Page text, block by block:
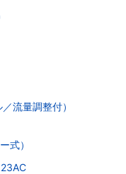
流量調整付）
式）